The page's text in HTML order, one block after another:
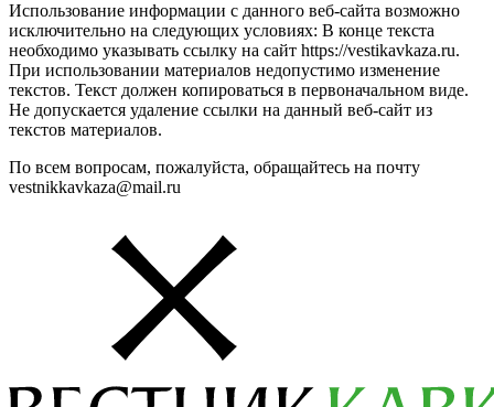
Использование информации с данного веб-сайта возможно
исключительно на следующих условиях: В конце текста
необходимо указывать ссылку на сайт https://vestikavkaza.ru.
При использовании материалов недопустимо изменение
текстов. Текст должен копироваться в первоначальном виде.
Не допускается удаление ссылки на данный веб-сайт из
текстов материалов.
По всем вопросам, пожалуйста, обращайтесь на почту
vestnikkavkaza@mail.ru